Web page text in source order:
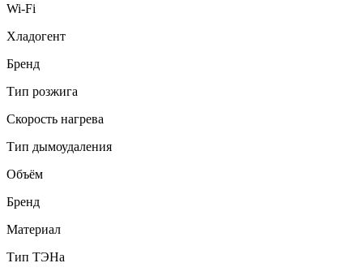
Wi-Fi
Хладогент
Бренд
Тип розжига
Скорость нагрева
Тип дымоудаления
Объём
Бренд
Материал
Тип ТЭНа